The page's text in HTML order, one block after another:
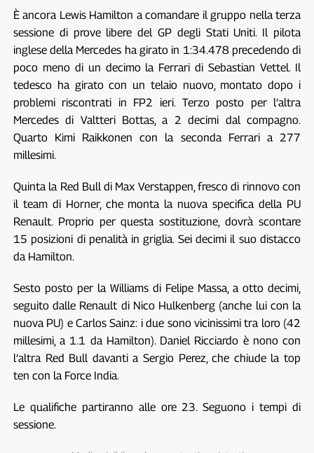
È ancora Lewis Hamilton a comandare il gruppo nella terza
sessione di prove libere del GP degli Stati Uniti. Il pilota
inglese della Mercedes ha girato in 1:34.478 precedendo di
poco meno di un decimo la Ferrari di Sebastian Vettel. Il
tedesco ha girato con un telaio nuovo, montato dopo i
problemi riscontrati in FP2 ieri. Terzo posto per l’altra
Mercedes di Valtteri Bottas, a 2 decimi dal compagno.
Quarto Kimi Raikkonen con la seconda Ferrari a 277
millesimi.
Quinta la Red Bull di Max Verstappen, fresco di rinnovo con
il team di Horner, che monta la nuova specifica della PU
Renault. Proprio per questa sostituzione, dovrà scontare
15 posizioni di penalità in griglia. Sei decimi il suo distacco
da Hamilton.
Sesto posto per la Williams di Felipe Massa, a otto decimi,
seguito dalle Renault di Nico Hulkenberg (anche lui con la
nuova PU) e Carlos Sainz: i due sono vicinissimi tra loro (42
millesimi, a 1.1 da Hamilton). Daniel Ricciardo è nono con
l’altra Red Bull davanti a Sergio Perez, che chiude la top
ten con la Force India.
Le qualifiche partiranno alle ore 23. Seguono i tempi di
sessione.